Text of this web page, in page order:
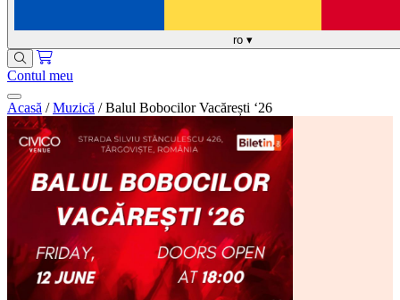
ro ▾
Contul meu
Acasă / Muzică / Balul Bobocilor Vacărești ‘26